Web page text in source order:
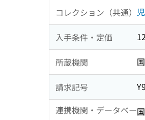
コレクション（共通）
入手条件・定価
所蔵機関
請求記号
連携機関・データベー